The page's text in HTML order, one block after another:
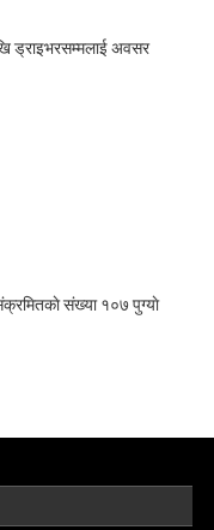
ड्राइभरसम्मलाई अवसर
संख्या १०७ पुग्याे